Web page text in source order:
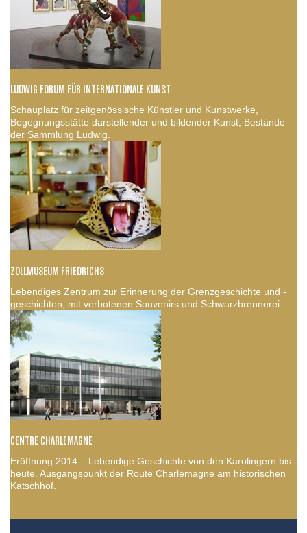
LUDWIG FORUM FÜR INTERNATIONALE KUNST
Schauplatz für zeitgenössische Künstler und Kunstwerke,
Begegnungsstätte darstellender und bildender Kunst, Bestände
der Sammlung Ludwig.
ZOLLMUSEUM FRIEDRICHS
Lebendiges Zentrum zur Erinnerung der Grenzgeschichte und -
geschichten, mit verbotenen Souvenirs und Schwarzbrennerei.
CENTRE CHARLEMAGNE
Eröffnung 2014 – Lebendige Geschichte von den Karolingern bis
heute. Ausgangspunkt der Route Charlemagne am historischen
Katschhof.